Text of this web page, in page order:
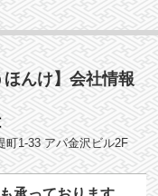
んけ】会社情報
町1-33 アパ金沢ビル2F